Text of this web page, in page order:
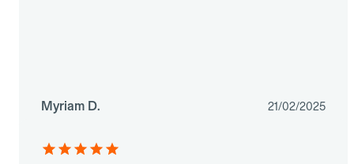
Myriam D. 21/02/2025